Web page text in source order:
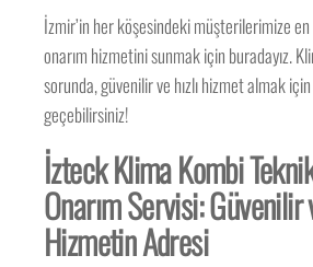
İzmir’in her köşesindeki müşterilerimize
onarım hizmetini sunmak için buradayız.
sorunda, güvenilir ve hızlı hizmet almak
geçebilirsiniz!
İzteck Klima Kombi
Onarım Servisi:
Hizmetin Adresi